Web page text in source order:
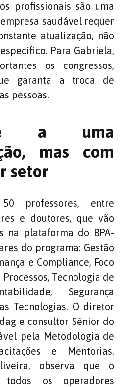
profissionais são uma
saudável requer
atualização, não
Para Gabriela,
os congressos,
garanta a troca de
pessoas.
a uma
mas com
setor
professores, entre
e doutores, que vão
na plataforma do BPA-
do programa: Gestão
e Compliance, Foco
Processos, Tecnologia de
Segurança
Tecnologias. O diretor
e consultor Sênior do
pela Metodologia de
e Mentorias,
observa que o
todos os operadores